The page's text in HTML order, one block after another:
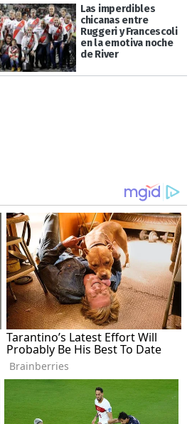
Las imperdibles
chicanas entre
Ruggeri y Francescoli
en la emotiva noche
de River